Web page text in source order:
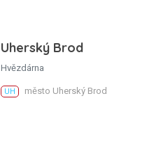
Uherský Brod
Hvězdárna
UH město Uherský Brod